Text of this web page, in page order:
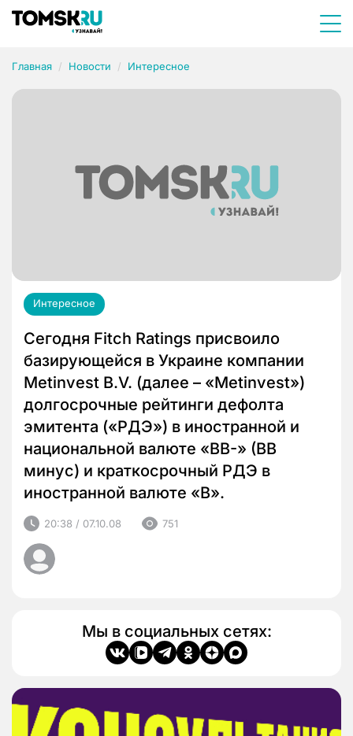
Главная Новости Интересное
Интересное
Сегодня Fitch Ratings присвоило
базирующейся в Украине компании
Metinvest B.V. (далее – «Metinvest»)
долгосрочные рейтинги дефолта
эмитента («РДЭ») в иностранной и
национальной валюте «BB-» (BB
минус) и краткосрочный РДЭ в
иностранной валюте «B».
20:38 / 07.10.08 751
Мы в социальных сетях: